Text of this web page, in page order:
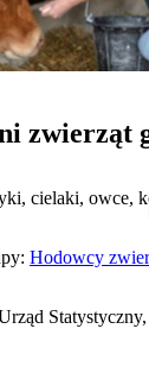
zwierząt
cielaki, owce,
Hodowcy